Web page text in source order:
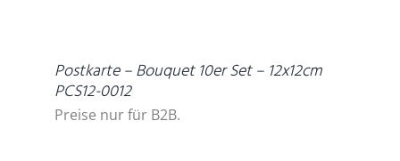
Postkarte – Bouquet 10er Set – 12x12cm
PCS12-0012
Preise nur für B2B.